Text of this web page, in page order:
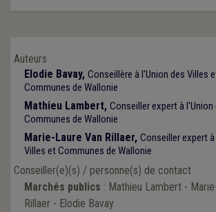
Auteurs
Elodie Bavay, Conseillère à l'Union des Villes
Communes de Wallonie
Mathieu Lambert, Conseiller expert à
Communes de Wallonie
Marie-Laure Van Rillaer, Conseiller expert
Villes et Communes de Wallonie
Conseiller(e)(s) / personne(s) de contact
Marchés publics : Mathieu Lambert -
Rillaer - Elodie Bavay